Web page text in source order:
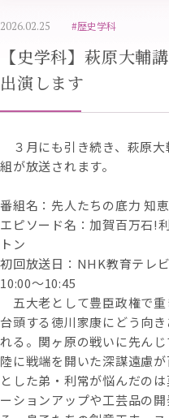
2026.02.25 #歴史学科
【史学科】萩原大輔
出演します
３月にも引き続き、萩原
組が放送されます。
番組名：先人たちの底力 知
エピソード名：加賀百万石!
トン
初回放送日：NHK教育テレ
10:00～10:45
五大老として豊臣政権で重
台頭する徳川家康にどう向
れる。関ヶ原の戦いに先ん
陸に戦端を開いた深謀遠慮
とした弟・利常が悩んだの
ーションアップや工芸品の